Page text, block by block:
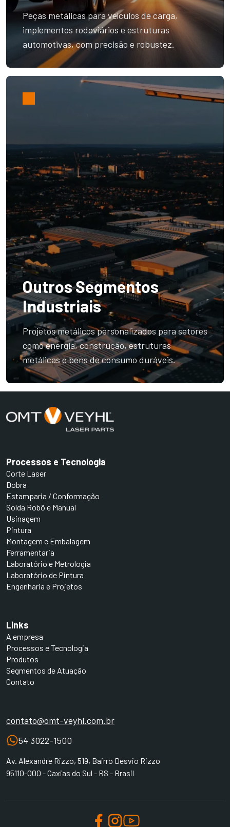
Peças metálicas para veículos de carga,
implementos rodoviários e estruturas
automotivas, com precisão e robustez.
Outros Segmentos
Industriais
Projetos metálicos personalizados para setores
como energia, construção, estruturas
metálicas e bens de consumo duráveis.
contato@omt-veyhl.com.br
54 3022-1500
Av. Alexandre Rizzo, 519, Bairro Desvio Rizzo
95110-000 - Caxias do Sul - RS - Brasil
Processos e Tecnologia
Corte Laser
Dobra
Estamparia / Conformação
Solda Robô e Manual
Usinagem
Pintura
Montagem e Embalagem
Ferramentaria
Laboratório e Metrologia
Laboratório de Pintura
Engenharia e Projetos
Links
A empresa
Processos e Tecnologia
Produtos
Segmentos de Atuação
Contato